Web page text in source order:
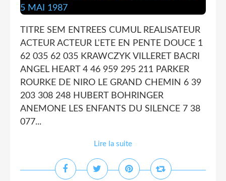
TITRE SEM ENTREES CUMUL REALISATEUR
ACTEUR ACTEUR L'ETE EN PENTE DOUCE 1
62 035 62 035 KRAWCZYK VILLERET BACRI
ANGEL HEART 4 46 959 295 211 PARKER
ROURKE DE NIRO LE GRAND CHEMIN 6 39
203 308 248 HUBERT BOHRINGER
ANEMONE LES ENFANTS DU SILENCE 7 38
077...
Lire la suite